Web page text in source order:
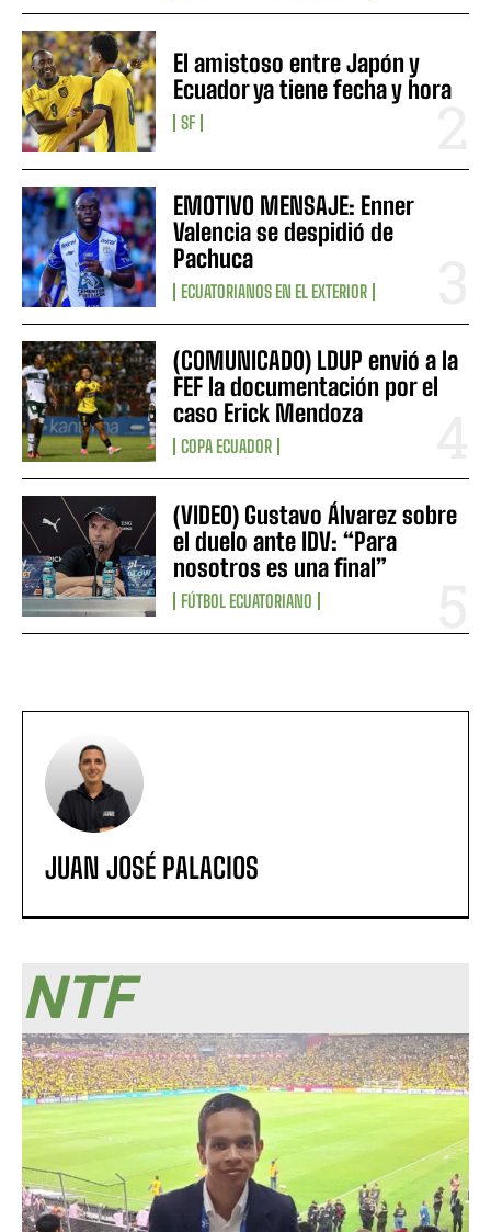
El amistoso entre Japón y
Ecuador ya tiene fecha y hora
SF
EMOTIVO MENSAJE: Enner
Valencia se despidió de
Pachuca
ECUATORIANOS EN EL EXTERIOR
(COMUNICADO) LDUP envió a la
FEF la documentación por el
caso Erick Mendoza
COPA ECUADOR
(VIDEO) Gustavo Álvarez sobre
el duelo ante IDV: “Para
nosotros es una final”
FÚTBOL ECUATORIANO
JUAN JOSÉ PALACIOS
NTF